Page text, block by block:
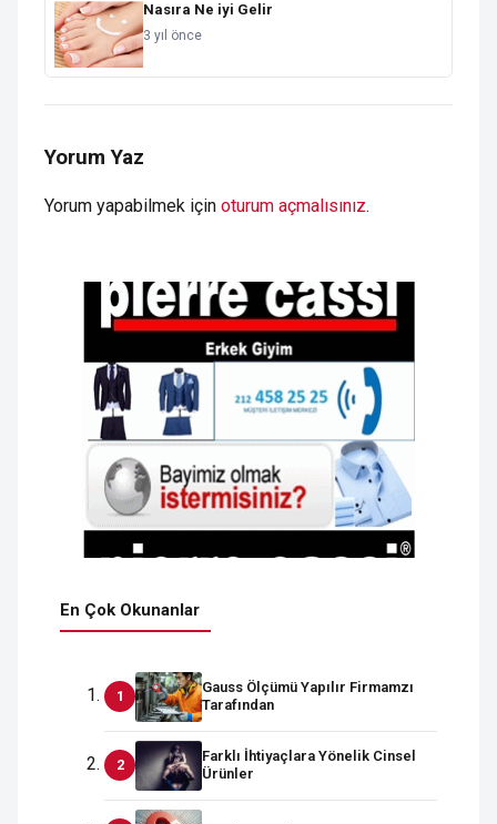
Nasıra Ne iyi Gelir
3 yıl önce
Yorum Yaz
Yorum yapabilmek için oturum açmalısınız.
En Çok Okunanlar
Gauss Ölçümü Yapılır Firmamzı
Tarafından
Farklı İhtiyaçlara Yönelik Cinsel
Ürünler